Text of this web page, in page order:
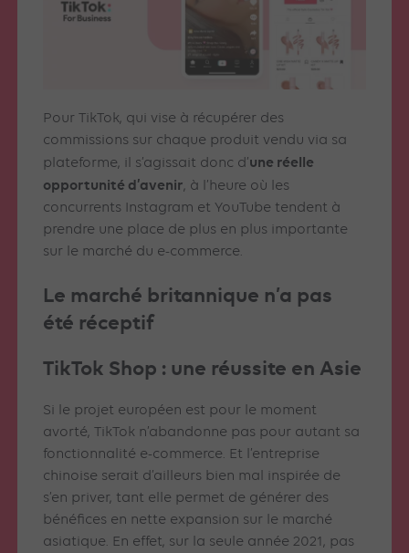
Pour TikTok, qui vise à récupérer des
commissions sur chaque produit vendu via sa
plateforme, il s’agissait donc d’une réelle
opportunité d’avenir, à l’heure où les
concurrents Instagram et YouTube tendent à
prendre une place de plus en plus importante
sur le marché du e-commerce.
Le marché britannique n’a pas
été réceptif
TikTok Shop : une réussite en Asie
Si le projet européen est pour le moment
avorté, TikTok n’abandonne pas pour autant sa
fonctionnalité e-commerce. Et l’entreprise
chinoise serait d’ailleurs bien mal inspirée de
s’en priver, tant elle permet de générer des
bénéfices en nette expansion sur le marché
asiatique. En effet, sur la seule année 2021, pas